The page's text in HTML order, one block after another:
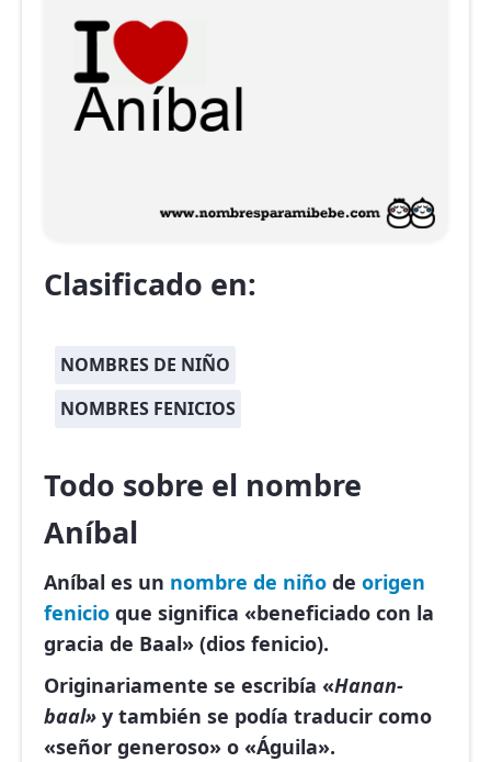
Clasificado en:
NOMBRES DE NIÑO
NOMBRES FENICIOS
Todo sobre el nombre
Aníbal
Aníbal es un nombre de niño de origen
fenicio que significa «beneficiado con la
gracia de Baal» (dios fenicio).
Originariamente se escribía «Hanan-
baal» y también se podía traducir como
«señor generoso» o «Águila».